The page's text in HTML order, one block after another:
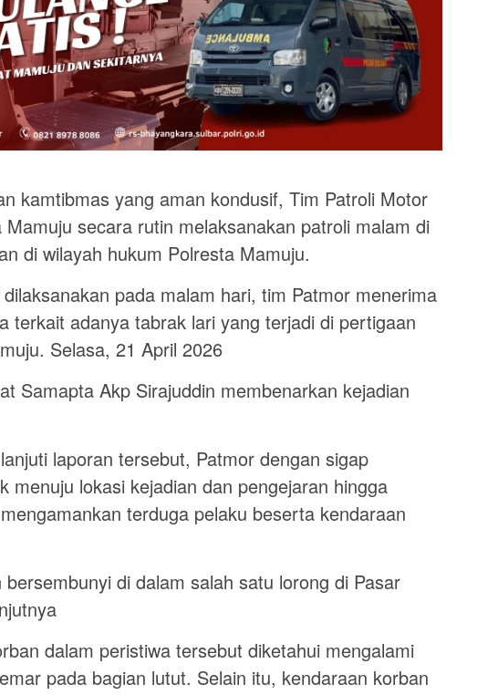
kamtibmas yang aman kondusif, Tim Patroli Motor
secara rutin melaksanakan patroli malam di
di wilayah hukum Polresta Mamuju.
pada malam hari, tim Patmor menerima
terkait adanya tabrak lari yang terjadi di pertigaan
Selasa, 21 April 2026
Samapta Akp Sirajuddin membenarkan kejadian
laporan tersebut, Patmor dengan sigap
menuju lokasi kejadian dan pengejaran hingga
terduga pelaku beserta kendaraan
bersembunyi di dalam salah satu lorong di Pasar
dalam peristiwa tersebut diketahui mengalami
pada bagian lutut. Selain itu, kendaraan korban